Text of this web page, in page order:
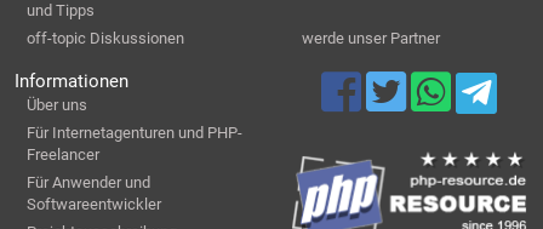
und Tipps
off-topic Diskussionen
werde unser Partner
Informationen
Über uns
Für Internetagenturen und PHP-
Freelancer
Für Anwender und
Softwareentwickler